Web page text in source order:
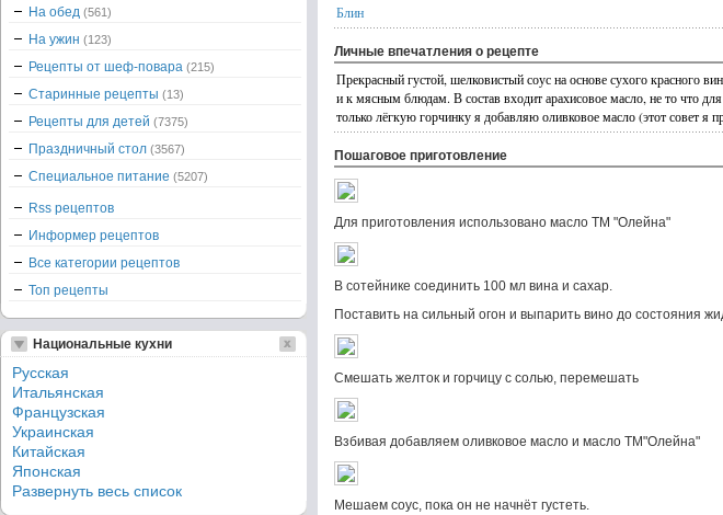
Блин
Личные впечатления о рецепте
Прекрасный густой, шелковистый соус на основе сухого красного
и к мясным блюдам. В состав входит арахисовое масло, не то что
только лёгкую горчинку я добавляю оливковое масло (этот совет я
Пошаговое приготовление
Для приготовления использовано масло ТМ "Олейна"
В сотейнике соединить 100 мл вина и сахар.
Поставить на сильный огон и выпарить вино до состояния
Смешать желток и горчицу с солью, перемешать
Взбивая добавляем оливковое масло и масло ТМ"Олейна"
Мешаем соус, пока он не начнёт густеть.
На обед (561)
На ужин (123)
Рецепты от шеф-повара (215)
Старинные рецепты (13)
Рецепты для детей (7375)
Праздничный стол (3567)
Специальное питание (5207)
Rss рецептов
Информер рецептов
Все категории рецептов
Топ рецепты
Национальные кухни
Русская
Итальянская
Французская
Украинская
Китайская
Японская
Развернуть весь список